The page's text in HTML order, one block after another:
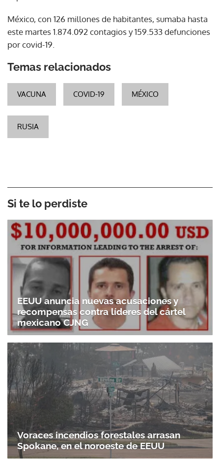
México, con 126 millones de habitantes, sumaba hasta
este martes 1.874.092 contagios y 159.533 defunciones
por covid-19.
Temas relacionados
VACUNA COVID-19 MÉXICO
RUSIA
Si te lo perdiste
EEUU anuncia nuevas acusaciones y
recompensas contra líderes del cártel
mexicano CJNG
Voraces incendios forestales arrasan
Spokane, en el noroeste de EEUU